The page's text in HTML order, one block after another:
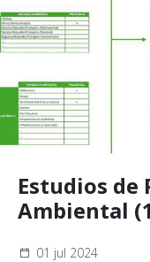
Estudios
Ambiental
01 jul 2024